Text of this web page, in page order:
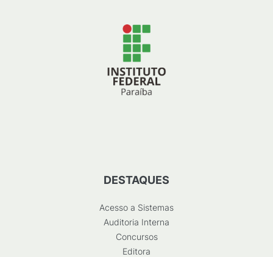
DESTAQUES
Acesso a Sistemas
Auditoria Interna
Concursos
Editora